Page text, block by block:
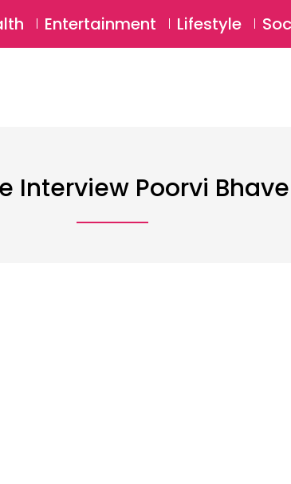
Entertainment Lifestyle
Interview Poorvi Bhave